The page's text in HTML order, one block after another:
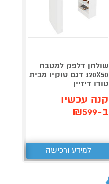
שולחן דלפק למטבח
120X50 דגם טוקיו מבית
טודו דיזיין
קנה עכשיו
ב-₪599
למידע ורכישה